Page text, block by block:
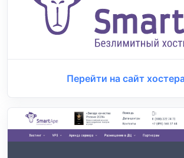
Перейти на сайт